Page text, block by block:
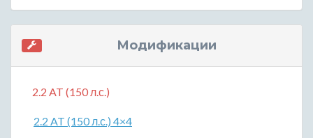
Модификации
2.2 AT (150 л.с.)
2.2 AT (150 л.с.) 4×4